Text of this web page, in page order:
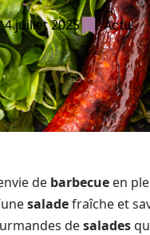
4 juillet 2025 Actu
de barbecue en
saladefraîche et
desalades